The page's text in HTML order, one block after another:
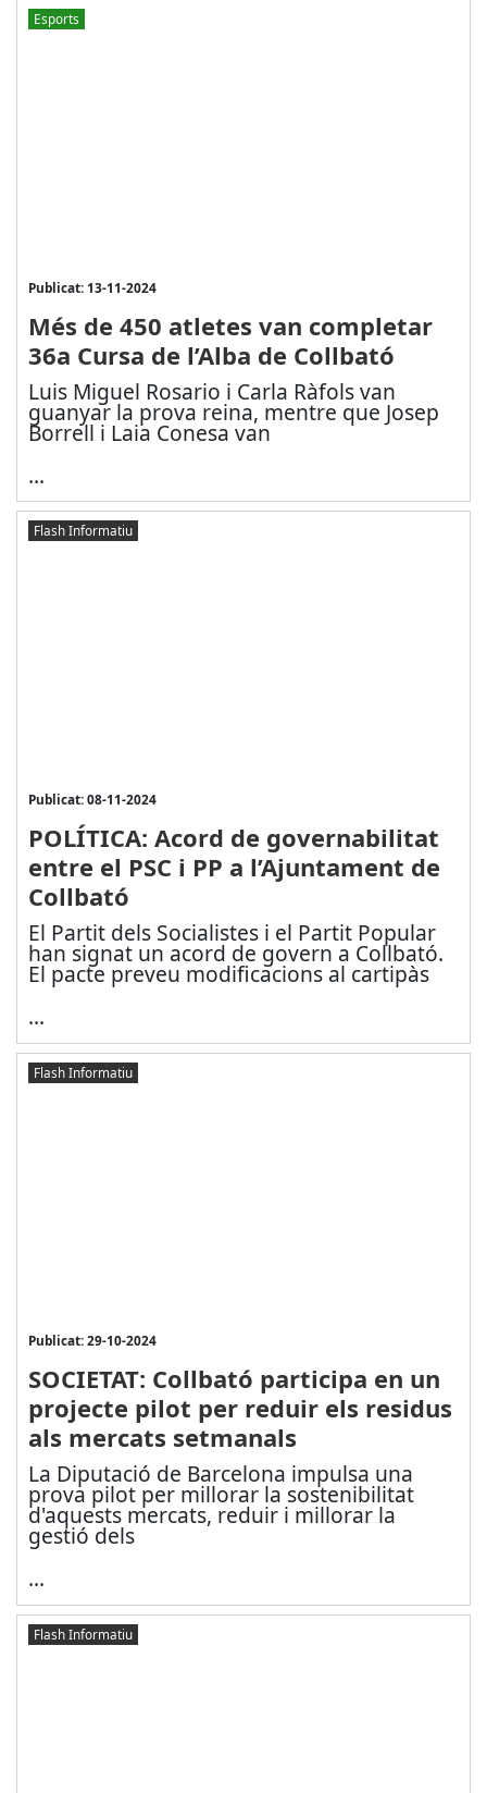
Esports
Publicat: 13-11-2024
Més de 450 atletes van completar
36a Cursa de l’Alba de Collbató
Luis Miguel Rosario i Carla Ràfols van
guanyar la prova reina, mentre que Josep
Borrell i Laia Conesa van
...
Flash Informatiu
Publicat: 08-11-2024
POLÍTICA: Acord de governabilitat
entre el PSC i PP a l’Ajuntament de
Collbató
El Partit dels Socialistes i el Partit Popular
han signat un acord de govern a Collbató.
El pacte preveu modificacions al cartipàs
...
Flash Informatiu
Publicat: 29-10-2024
SOCIETAT: Collbató participa en un
projecte pilot per reduir els residus
als mercats setmanals
La Diputació de Barcelona impulsa una
prova pilot per millorar la sostenibilitat
d'aquests mercats, reduir i millorar la
gestió dels
...
Flash Informatiu